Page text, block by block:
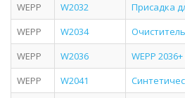
WEPP
W2032
Присадка
WEPP
W2034
WEPP
W2036
WEPP
WEPP
W2041